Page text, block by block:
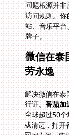
牌子。
微信在泰
劳永逸
解决微信在泰
行证。番茄加